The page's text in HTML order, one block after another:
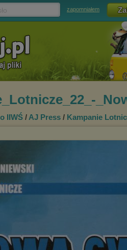
zapomniałem
IIWŚ / AJ Press / Kampanie